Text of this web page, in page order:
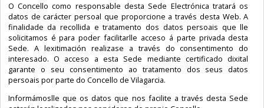
O Concello como responsable desta Sede Electrónica tratará os
datos de carácter persoal que proporcione a través desta Web. A
finalidade da recollida e tratamento dos datos persoais que lle
solicitamos é para poder facilitarlle acceso á parte privada desta
Sede. A lexitimación realizase a través do consentimento do
interesado. O acceso a esta Sede mediante certificado dixital
garante o seu consentimento ao tratamento dos seus datos
persoais por parte do Concello de Vilagarcia.
Informámoslle que os datos que nos facilite a través desta Sede